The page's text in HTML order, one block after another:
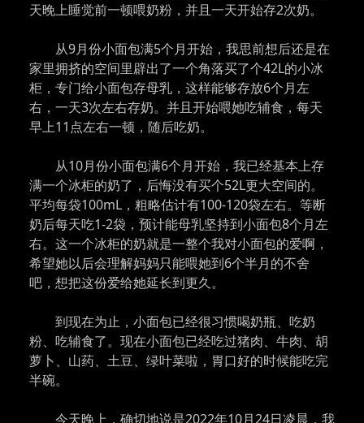
天晚上睡觉前一顿喂奶粉，并且一天开始存2次奶。
从9月份小面包满5个月开始，我思前想后还是在
家里拥挤的空间里辟出了一个角落买了个42L的小冰
柜，专门给小面包存母乳，这样能够存放6个月左
右，一天3次左右存奶。并且开始喂她吃辅食，每天
早上11点左右一顿，随后吃奶。
从10月份小面包满6个月开始，我已经基本上存
满一个冰柜的奶了，后悔没有买个52L更大空间的。
平均每袋100mL，粗略估计有100-120袋左右。等断
奶后每天吃1-2袋，预计能母乳坚持到小面包8个月左
右。这一个冰柜的奶就是一整个我对小面包的爱啊，
希望她以后会理解妈妈只能喂她到6个半月的不舍
吧，想把这份爱给她延长到更久。
到现在为止，小面包已经很习惯喝奶瓶、吃奶
粉、吃辅食了。现在小面包已经吃过猪肉、牛肉、胡
萝卜、山药、土豆、绿叶菜啦，胃口好的时候能吃完
半碗。
今天晚上，确切地说是2022年10月24日凌晨，我